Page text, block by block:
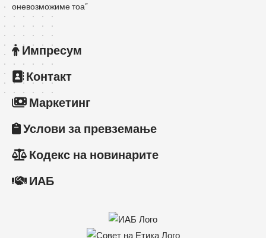
оневозможиме тоа”
Импресум
Контакт
Маркетинг
Услови за превземање
Кодекс на новинарите
ИАБ